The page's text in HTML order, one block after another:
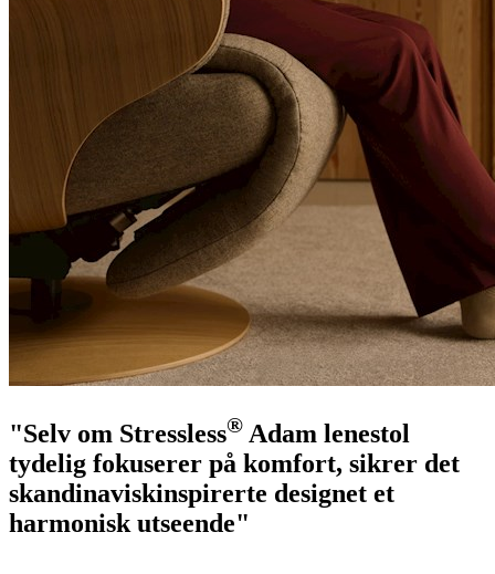
"Selv om Stressless® Adam lenestol
tydelig fokuserer på komfort, sikrer det
skandinaviskinspirerte designet et
harmonisk utseende"